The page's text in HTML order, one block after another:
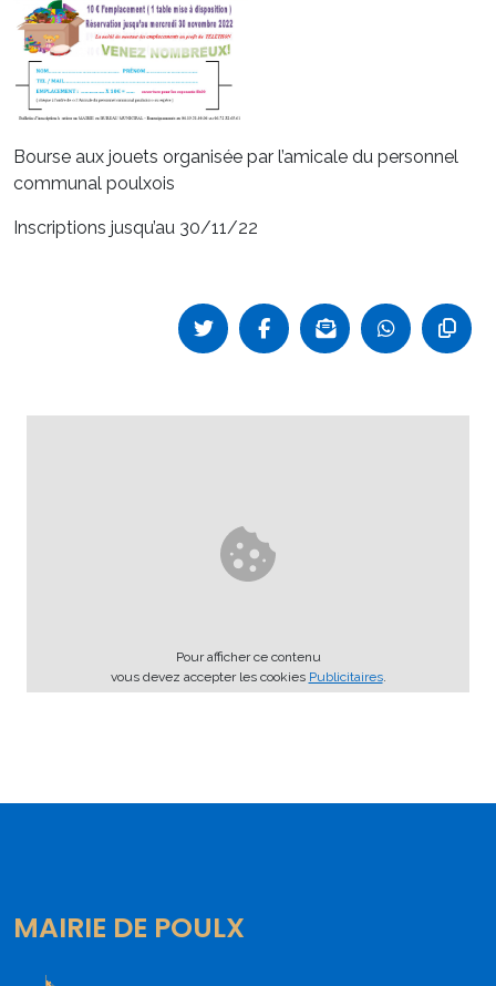
Bourse aux jouets organisée par l’amicale du personnel
communal poulxois
Inscriptions jusqu’au 30/11/22
Pour afficher ce contenu
vous devez accepter les cookies Publicitaires.
MAIRIE DE POULX